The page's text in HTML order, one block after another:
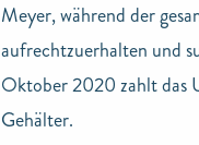
Meyer, während der
aufrechtzuerhalten und
Oktober 2020 zahlt das
Gehälter.